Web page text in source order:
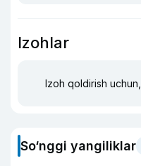
Izohlar
Izoh qoldirish
So‘nggi yangiliklar